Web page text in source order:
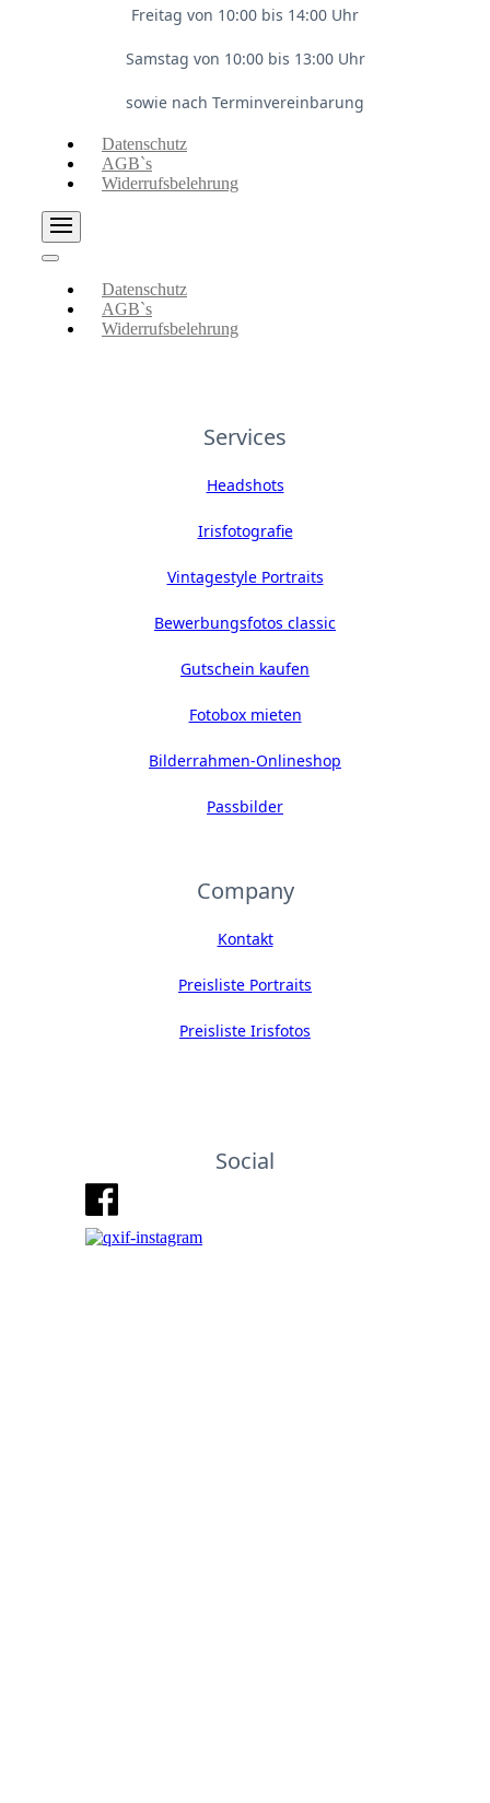
Freitag von 10:00 bis 14:00 Uhr
Samstag von 10:00 bis 13:00 Uhr
sowie nach Terminvereinbarung
Datenschutz
AGB`s
Widerrufsbelehrung
Datenschutz
AGB`s
Widerrufsbelehrung
Services
Headshots
Irisfotografie
Vintagestyle Portraits
Bewerbungsfotos classic
Gutschein kaufen
Fotobox mieten
Bilderrahmen-Onlineshop
Passbilder
Company
Kontakt
Preisliste Portraits
Preisliste Irisfotos
Social